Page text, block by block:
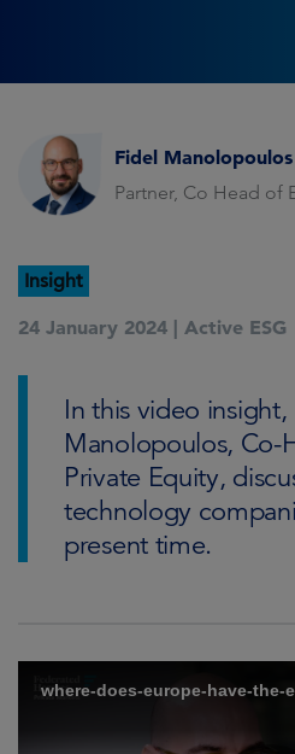
Fidel Manolopoulos
Partner, Co Head of
Insight
24 January 2024 | Active ESG
In this video insight,
Manolopoulos, Co-
Private Equity,
technology
present time.